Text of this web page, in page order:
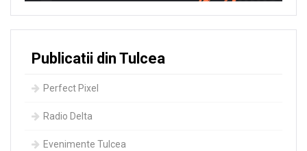
Publicatii din Tulcea
Perfect Pixel
Radio Delta
Evenimente Tulcea